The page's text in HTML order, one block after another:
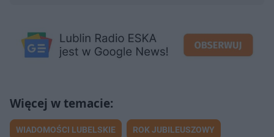
WIADOMOŚCI LUBELSKIE ROK JUBILEUSZOWY